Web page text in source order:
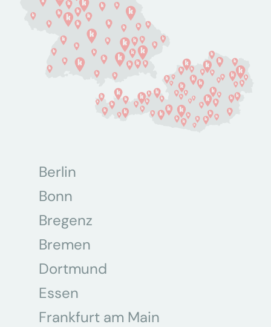
Berlin
Bonn
Bregenz
Bremen
Dortmund
Essen
Frankfurt am Main